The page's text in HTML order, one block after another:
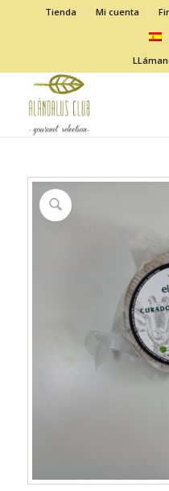
Tienda Mi cuenta